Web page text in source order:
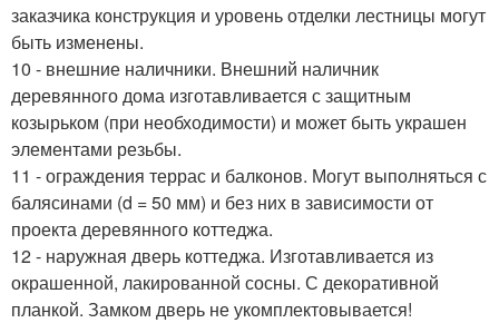
заказчика конструкция и уровень отделки лестницы могут
быть изменены.
10 - внешние наличники. Внешний наличник
деревянного дома изготавливается с защитным
козырьком (при необходимости) и может быть украшен
элементами резьбы.
11 - ограждения террас и балконов. Могут выполняться с
балясинами (d = 50 мм) и без них в зависимости от
проекта деревянного коттеджа.
12 - наружная дверь коттеджа. Изготавливается из
окрашенной, лакированной сосны. С декоративной
планкой. Замком дверь не укомплектовывается!